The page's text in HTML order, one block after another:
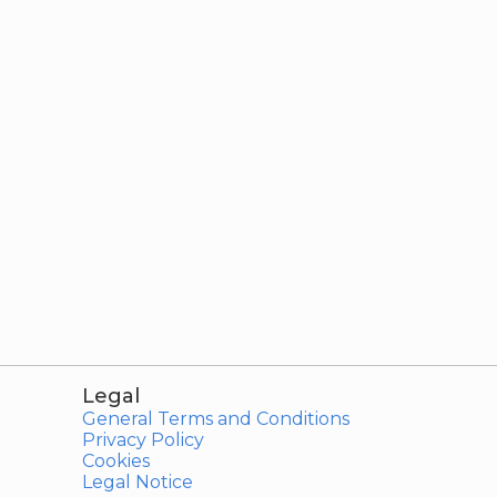
Legal
General Terms and Conditions
Privacy Policy
Cookies
Legal Notice